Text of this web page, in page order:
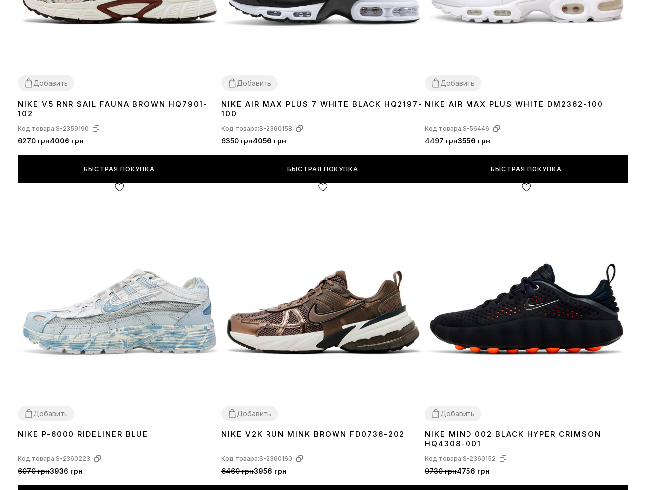
Добавить
3637 383940 41 4243 44 45
NIKE V5 RNR SAIL FAUNA BROWN HQ7901-
102
Код товара:S-2359190
6270 грн4006 грн
БЫСТРАЯ ПОКУПКА
Добавить
4041 4243 4445
NIKE AIR MAX PLUS 7 WHITE BLACK HQ2197-
100
Код товара:S-2360158
6350 грн4056 грн
БЫСТРАЯ ПОКУПКА
Добавить
3637 38 39 404142 434445
NIKE AIR MAX PLUS WHITE DM2362-100
Код товара:S-56446
4497 грн3556 грн
БЫСТРАЯ ПОКУПКА
Добавить
3637 38 3940
NIKE P-6000 RIDELINER BLUE
Код товара:S-2360223
6070 грн3936 грн
Добавить
3637 38394041
NIKE V2K RUN MINK BROWN FD0736-202
Код товара:S-2360160
6460 грн3956 грн
Добавить
3637 38 39 40 41 42434445
NIKE MIND 002 BLACK HYPER CRIMSON
HQ4308-001
Код товара:S-2360152
9730 грн4756 грн